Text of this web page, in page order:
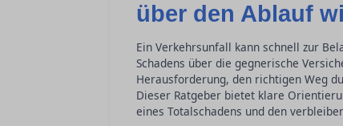
über den Ablauf
Ein Verkehrsunfall kann schnell zur
Schadens über die gegnerische
Herausforderung, den richtigen Weg
Dieser Ratgeber bietet klare
eines Totalschadens und den